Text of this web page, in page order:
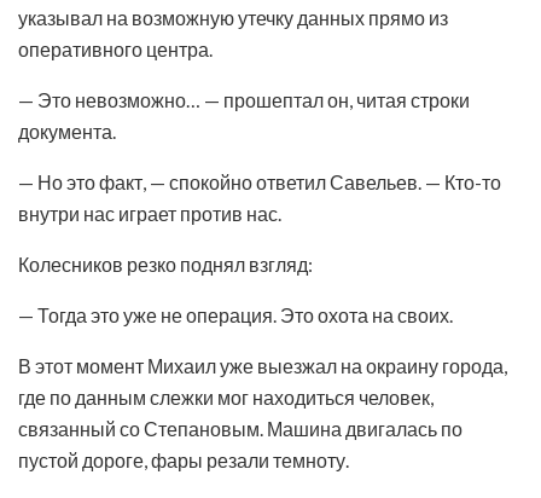
указывал на возможную утечку данных прямо из
оперативного центра.
— Это невозможно… — прошептал он, читая строки
документа.
— Но это факт, — спокойно ответил Савельев. — Кто-то
внутри нас играет против нас.
Колесников резко поднял взгляд:
— Тогда это уже не операция. Это охота на своих.
В этот момент Михаил уже выезжал на окраину города,
где по данным слежки мог находиться человек,
связанный со Степановым. Машина двигалась по
пустой дороге, фары резали темноту.